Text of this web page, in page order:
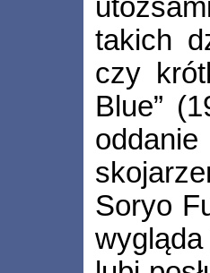
takich
czy
Blue”
Soryo
wygląda